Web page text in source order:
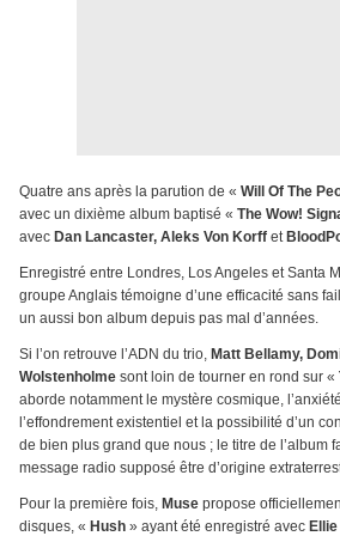
Quatre ans après la parution de « Will Of The
avec un dixième album baptisé « The Wow!
avec Dan Lancaster, Aleks Von Korff et
Enregistré entre Londres, Los Angeles et Santa
groupe Anglais témoigne d’une efficacité sans
un aussi bon album depuis pas mal d’années.
Si l’on retrouve l’ADN du trio, Matt Bellamy,
Wolstenholme sont loin de tourner en rond sur «
aborde notamment le mystère cosmique,
l’effondrement existentiel et la possibilité d’un
de bien plus grand que nous ; le titre de l’album
message radio supposé être d’origine
Pour la première fois, Muse propose
disques, « Hush » ayant été enregistré avec